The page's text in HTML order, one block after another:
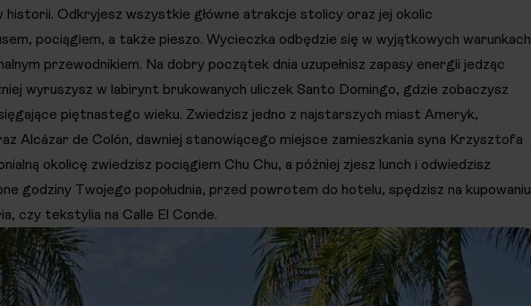
Odkryjesz wszystkie główne atrakcje stolicy oraz jej okolic
pociągiem, a także pieszo. Wycieczka odbędzie się w wyjątkowych warunkach
przewodnikiem. Na dobry początek dnia uzupełnisz zapasy energii jedząc
wyruszysz w labirynt brukowanych uliczek Santo Domingo, gdzie zobaczysz
piętnastego wieku. Zwiedzisz jedno z najstarszych miast Ameryk,
Alcázar de Colón, dawniej stanowiącego miejsce zamieszkania syna Krzysztofa
okolicę zwiedzisz pociągiem Chu Chu, a później zjesz lunch i odwiedzisz
godziny Twojego popołudnia, przed powrotem do hotelu, spędzisz na kupowaniu
czy tekstylia na Calle El Conde.